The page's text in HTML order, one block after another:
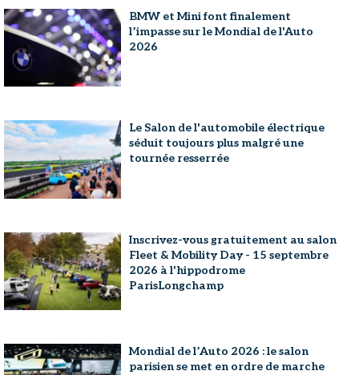
BMW et Mini font finalement
l’impasse sur le Mondial de l'Auto
2026
Le Salon de l'automobile électrique
séduit toujours plus malgré une
tournée resserrée
Inscrivez-vous gratuitement au salon
Fleet & Mobility Day - 15 septembre
2026 à l'hippodrome
ParisLongchamp
Mondial de l’Auto 2026 : le salon
parisien se met en ordre de marche